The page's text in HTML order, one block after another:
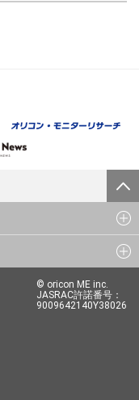
© oricon ME inc.
JASRAC許諾番号：
9009642140Y38026